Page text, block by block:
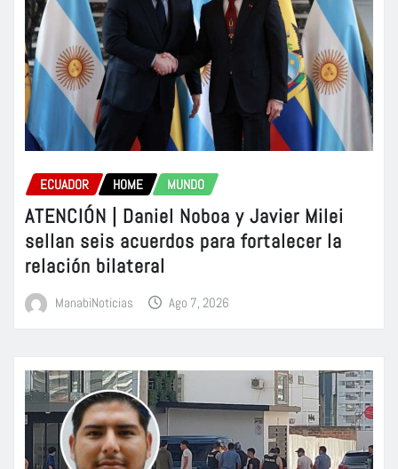
ECUADOR HOME MUNDO
ATENCIÓN | Daniel Noboa y Javier Milei
sellan seis acuerdos para fortalecer la
relación bilateral
ManabiNoticias Ago 7, 2026